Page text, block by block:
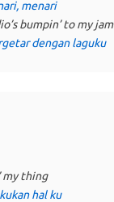
menari
bumpin’ to my jam
dengan laguku
my thing
hal ku